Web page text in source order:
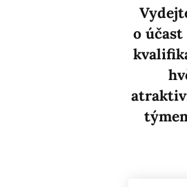
o účast